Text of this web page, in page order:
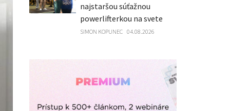
najstaršou súťažnou
powerlifterkou na svete
SIMON KOPUNEC 04.08.2026